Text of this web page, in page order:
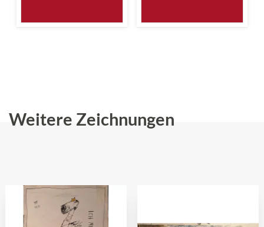
Weitere Zeichnungen